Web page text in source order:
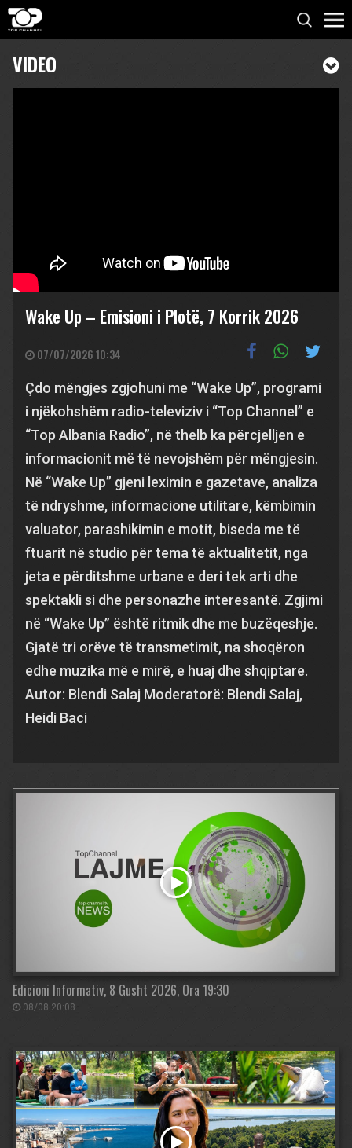
VIDEO
Wake Up – Emisioni i Plotë, 7 Korrik 2026
07/07/2026 10:34
Çdo mëngjes zgjohuni me “Wake Up”, programi
i njëkohshëm radio-televiziv i “Top Channel” e
“Top Albania Radio”, në thelb ka përcjelljen e
informacionit më të nevojshëm për mëngjesin.
Në “Wake Up” gjeni leximin e gazetave, analiza
të ndryshme, informacione utilitare, këmbimin
valuator, parashikimin e motit, biseda me të
ftuarit në studio për tema të aktualitetit, nga
jeta e përditshme urbane e deri tek arti dhe
spektakli si dhe personazhe interesantë. Zgjimi
në “Wake Up” është ritmik dhe me buzëqeshje.
Gjatë tri orëve të transmetimit, na shoqëron
edhe muzika më e mirë, e huaj dhe shqiptare.
Autor: Blendi Salaj Moderatorë: Blendi Salaj,
Heidi Baci
Edicioni Informativ, 8 Gusht 2026, Ora 19:30
08/08 20:08